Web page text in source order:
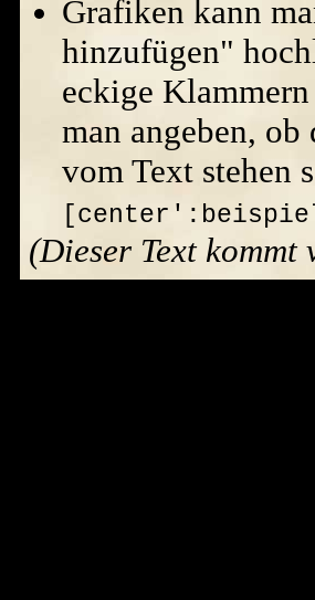
Grafiken kann
hinzufügen"
eckige
man angeben,
vom Text stehen
(Dieser Text kommt